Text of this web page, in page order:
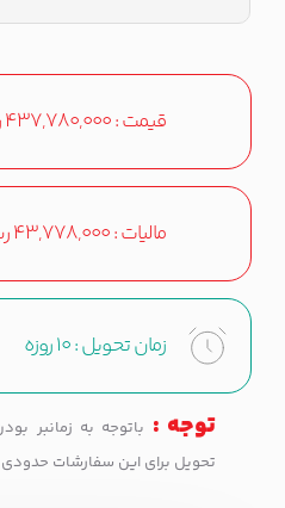
قیمت :437,780,000
مالیات :43,778,000
زمان تحویل :10 روزه
توجه : باتوجه به زمانبر
تحویل برای این سفارشات